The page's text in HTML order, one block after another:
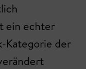
ein echter
Kategorie der